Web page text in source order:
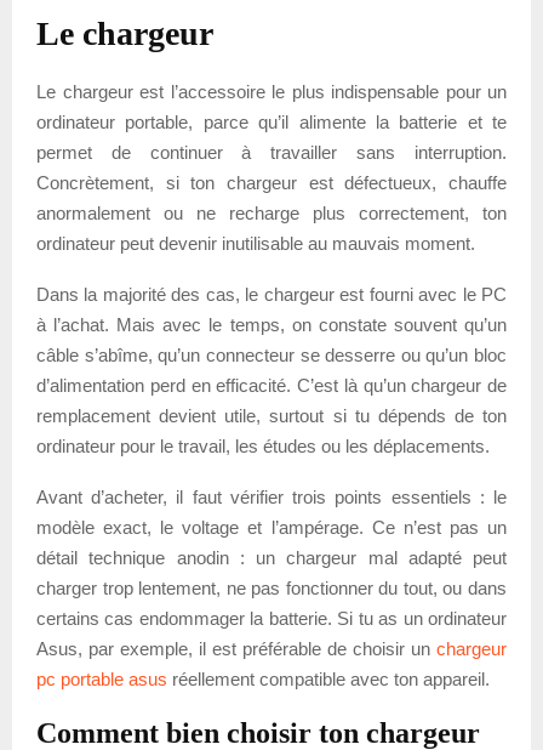
Le chargeur
Le chargeur est l’accessoire le plus indispensable pour un
ordinateur portable, parce qu’il alimente la batterie et te
permet de continuer à travailler sans interruption.
Concrètement, si ton chargeur est défectueux, chauffe
anormalement ou ne recharge plus correctement, ton
ordinateur peut devenir inutilisable au mauvais moment.
Dans la majorité des cas, le chargeur est fourni avec le PC
à l’achat. Mais avec le temps, on constate souvent qu’un
câble s’abîme, qu’un connecteur se desserre ou qu’un bloc
d’alimentation perd en efficacité. C’est là qu’un chargeur de
remplacement devient utile, surtout si tu dépends de ton
ordinateur pour le travail, les études ou les déplacements.
Avant d’acheter, il faut vérifier trois points essentiels : le
modèle exact, le voltage et l’ampérage. Ce n’est pas un
détail technique anodin : un chargeur mal adapté peut
charger trop lentement, ne pas fonctionner du tout, ou dans
certains cas endommager la batterie. Si tu as un ordinateur
Asus, par exemple, il est préférable de choisir un chargeur
pc portable asus réellement compatible avec ton appareil.
Comment bien choisir ton chargeur